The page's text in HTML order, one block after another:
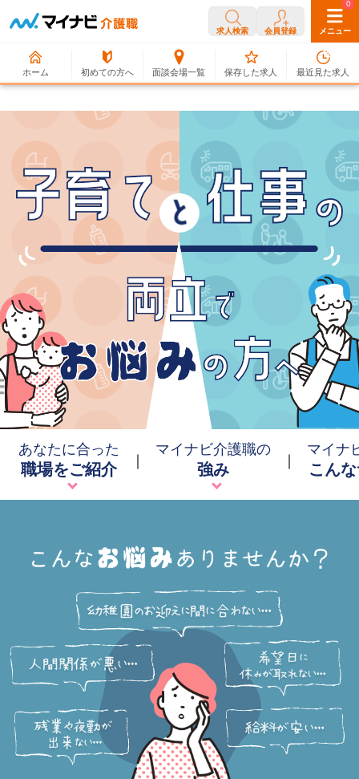
求人検索 会員登録 メニュー
ホーム 初めての方へ 面談会場一覧
0
保存した求人
0
最近見た求人
あなたに合った
職場をご紹介
マイナビ介護職の
強み
マイナ
こん